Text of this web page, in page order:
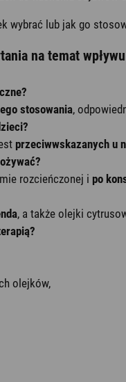
wybrać lub jak go
na temat
stosowania,
przeciwwskazanych u
rozcieńczonej i po
, a także olejki
olejków,